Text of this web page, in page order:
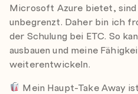
Microsoft Azure bietet, sind
unbegrenzt. Daher bin ich
der Schulung bei ETC. So
ausbauen und meine
weiterentwickeln.
Mein Haupt-Take Away